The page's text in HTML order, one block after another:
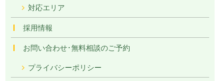
対応エリア
採用情報
お問い合わせ･無料相談のご予約
プライバシーポリシー